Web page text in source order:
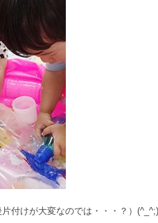
付けが大変なのでは・・・？）(^_^;)